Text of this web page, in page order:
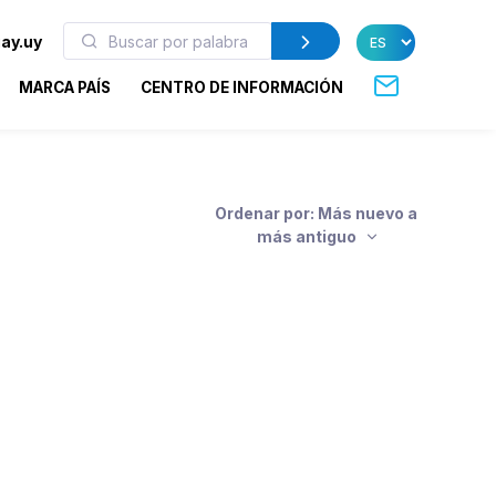
MARCA PAÍS CENTRO DE INFORMACIÓN
Ordenar por: Más nuevo a
más antiguo